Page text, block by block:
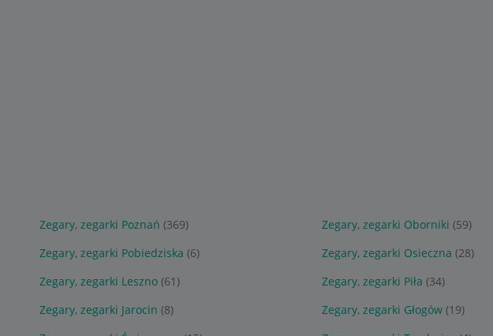
Zegary, zegarki Poznań (369) Zegary, zegarki Oborniki (59)
Zegary, zegarki Pobiedziska (6) Zegary, zegarki Osieczna (28)
Zegary, zegarki Leszno (61) Zegary, zegarki Piła (34)
Zegary, zegarki Jarocin (8) Zegary, zegarki Głogów (19)